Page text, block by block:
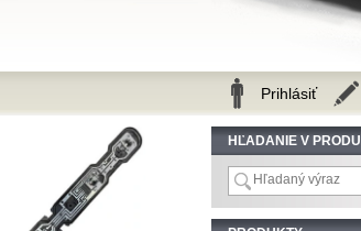
HĽADANIE V
Prihlásiť